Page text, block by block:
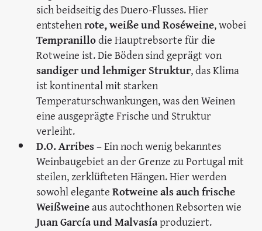
sich beidseitig des Duero-Flusses. Hier
entstehenrote, weiße und Roséweine, wobei
Tempranillodie Hauptrebsorte für die
Rotweine ist. Die Böden sind geprägt von
sandiger und lehmiger Struktur, das Klima
ist kontinental mit starken
Temperaturschwankungen, was den Weinen
eine ausgeprägte Frische und Struktur
verleiht.
D.O. Arribes– Ein noch wenig bekanntes
Weinbaugebiet an der Grenze zu Portugal mit
steilen, zerklüfteten Hängen. Hier werden
sowohl eleganteRotweine als auch frische
Weißweineaus autochthonen Rebsorten wie
Juan García und Malvasíaproduziert.